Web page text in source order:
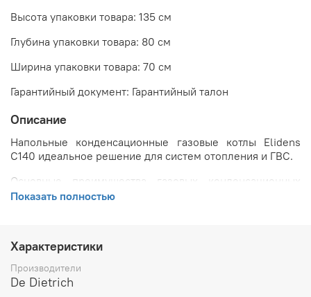
Высота упаковки товара: 135 см
Глубина упаковки товара: 80 см
Ширина упаковки товара: 70 см
Гарантийный документ: Гарантийный талон
Описание
Напольные конденсационные газовые котлы Elidens
C140 идеальное решение для систем отопления и ГВС.
Основные преимущества газовых конденсационных
котлов Elidens C140:
в соответствии с потребностями пользователя.
предварительной настройке котлов еще на
производстве.
Показать полностью
Характеристики
Производители
De Dietrich